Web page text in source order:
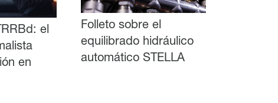
el
en
Folleto sobre el
equilibrado hidráulico
automático STELLA